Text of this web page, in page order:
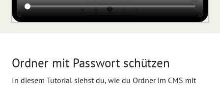
Ordner mit Passwort schützen
In diesem Tutorial siehst du, wie du Ordner im CMS mit